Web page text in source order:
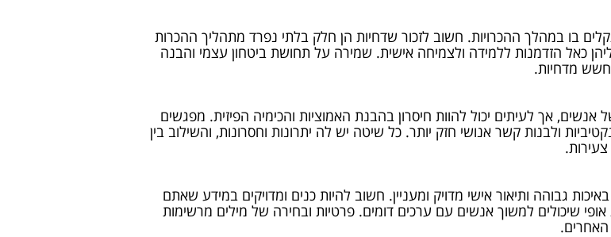
בו במהלך ההכרויות. חשוב לזכור שדחיות הן חלק בלתי נפרד מתהליך ההכרות
כאל הזדמנות ללמידה ולצמיחה אישית. שמירה על תחושת ביטחון עצמי והבנה
מדחיות.
אנשים, אך לעיתים יכול להוות חיסרון בהבנת האמוציות והכימיה הפיזית. מפגשים
ולבנות קשר אנושי חזק יותר. כל שיטה יש לה יתרונות וחסרונות, והשילוב בין
גבוהה ותיאור אישי מדויק ומעניין. חשוב להיות כנים ומדויקים במידע שאתם
שיכולים למשוך אנשים עם ערכים דומים. פרטיות ובחירה של מילים מרשימות
האחרים.